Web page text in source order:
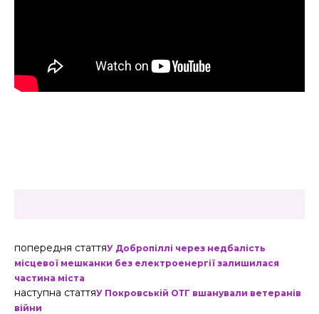
попередня статтяУ Добропіллі через недбалість
місцевої мешканки без електроенергії залишилася
частина міста
наступна статтяУ Покровській ОТГ вшанували ветеранів
війни